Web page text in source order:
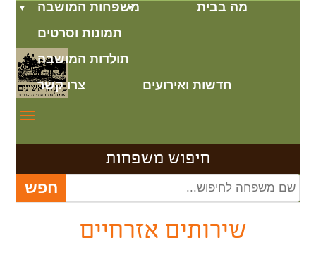
מה בבית
משפחות המושבה
תמונות וסרטים
תולדות המושבה
חדשות ואירועים
צרו קשר
חיפוש משפחות
שירותים אזרחיים